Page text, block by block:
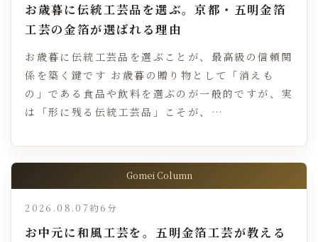
お歳暮に伝統工芸品を選ぶ。京都・五明金箔
工芸の金箔が選ばれる理由
お歳暮に伝統工芸品を選ぶことが、最高級の信頼関
係を築く鍵です お歳暮の贈り物として「消えも
の」である食品や飲料を選ぶのが一般的ですが、実
は「形に残る伝統工芸品」こそが、…
Gomei Column
2026.08.07 約6分
お中元に和風工芸を。五明金箔工芸が教える